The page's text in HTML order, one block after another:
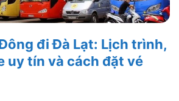
đi Đà Lạt: Lịch trình,
uy tín và cách đặt vé